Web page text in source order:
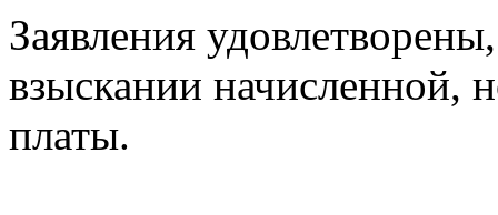
Заявления
взыскании начисленной,
платы.